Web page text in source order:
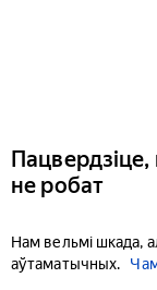
не робат
Нам вельмі шкада,
аўтаматычных.